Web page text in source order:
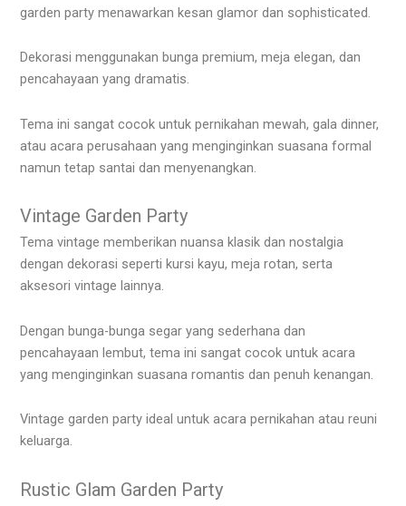
garden party menawarkan kesan glamor dan sophisticated.
Dekorasi menggunakan bunga premium, meja elegan, dan
pencahayaan yang dramatis.
Tema ini sangat cocok untuk pernikahan mewah, gala dinner,
atau acara perusahaan yang menginginkan suasana formal
namun tetap santai dan menyenangkan.
Vintage Garden Party
Tema vintage memberikan nuansa klasik dan nostalgia
dengan dekorasi seperti kursi kayu, meja rotan, serta
aksesori vintage lainnya.
Dengan bunga-bunga segar yang sederhana dan
pencahayaan lembut, tema ini sangat cocok untuk acara
yang menginginkan suasana romantis dan penuh kenangan.
Vintage garden party ideal untuk acara pernikahan atau reuni
keluarga.
Rustic Glam Garden Party